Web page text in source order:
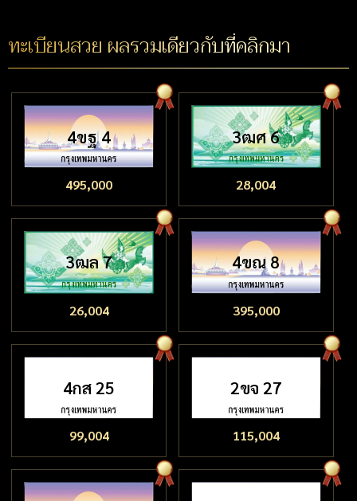
ทะเบียนสวย ผลรวมเดียวกับที่คลิกมา
4ขฐ 4
495,000
3ฒศ 6
28,004
3ฒล 7
26,004
4ขณ 8
395,000
4กส 25
99,004
2ขจ 27
115,004